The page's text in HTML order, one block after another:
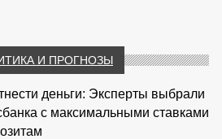
И ПРОГНОЗЫ
деньги: Эксперты выбрали
с максимальными ставками